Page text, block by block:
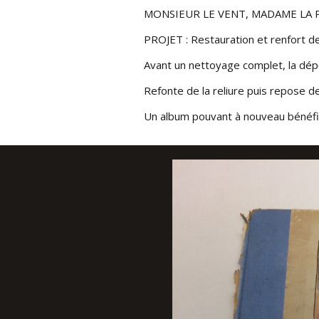
À
-
MONSIEUR LE VENT, MADAME
PROJET : Restauration et renfort
Avant un nettoyage complet, la
Refonte de la reliure puis repose
Un album pouvant à nouveau